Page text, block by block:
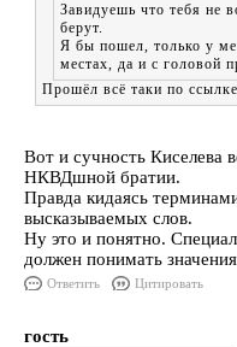
Завидуешь что тебя не
берут.
Я бы пошел, только у
местах, да и с головой
Прошёл всё таки по
Вот и сучность Киселева
НКВДшной братии.
Правда кидаясь
высказываемых слов.
Ну это и понятно.
должен понимать
Ответить Цитировать
гость